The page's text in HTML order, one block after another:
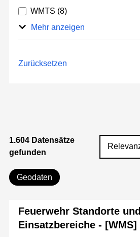
WMTS (8)
Mehr anzeigen
Zurücksetzen
1.604 Datensätze
gefunden
Geodaten
Feuerwehr Standorte und
Einsatzbereiche - [WMS]